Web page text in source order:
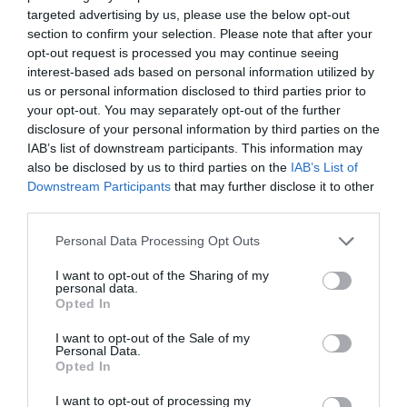
targeted advertising by us, please use the below opt-out
section to confirm your selection. Please note that after your
opt-out request is processed you may continue seeing
interest-based ads based on personal information utilized by
us or personal information disclosed to third parties prior to
your opt-out. You may separately opt-out of the further
disclosure of your personal information by third parties on the
IAB’s list of downstream participants. This information may
also be disclosed by us to third parties on the IAB’s List of
Downstream Participants that may further disclose it to other
Personal Data Processing Opt Outs
I want to opt-out of the Sharing of my
personal data.
Opted In
I want to opt-out of the Sale of my
Personal Data.
Opted In
I want to opt-out of processing my